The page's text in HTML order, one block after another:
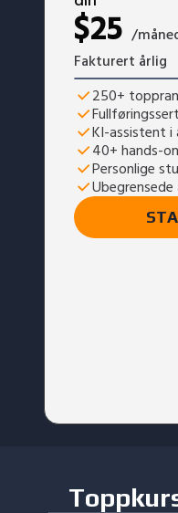
$25 /
Fakturert årlig
250+
KI-assistent i
40+ hands-
Personlige